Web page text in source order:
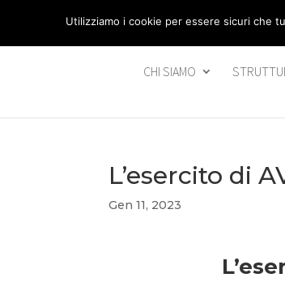
CHI SIAMO
L’esercito di
Gen 11, 2023
Utilizziamo i cookie per essere sicuri che